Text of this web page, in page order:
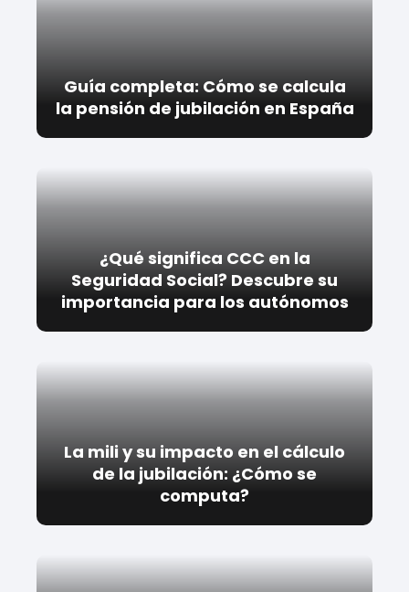
Guía completa: Cómo se calcula
la pensión de jubilación en España
¿Qué significa CCC en la
Seguridad Social? Descubre su
importancia para los autónomos
La mili y su impacto en el cálculo
de la jubilación: ¿Cómo se
computa?